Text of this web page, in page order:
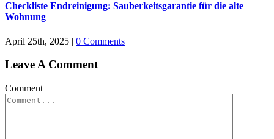
Checkliste Endreinigung: Sauberkeitsgarantie für die alte
Wohnung
April 25th, 2025 | 0 Comments
Leave A Comment
Comment